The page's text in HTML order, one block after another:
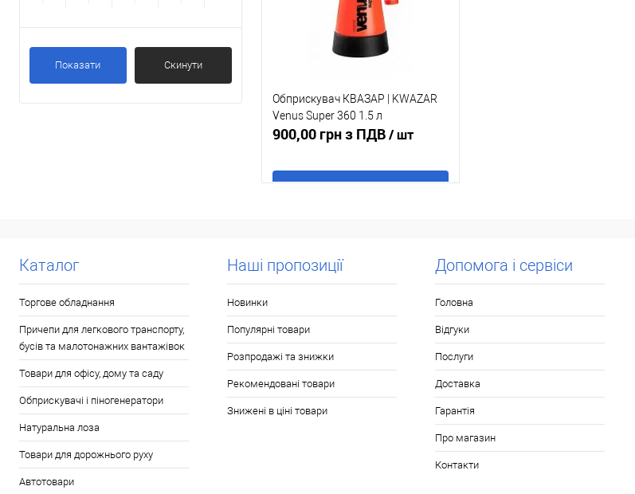
Показати Скинути
Обприскувач КВАЗАР | KWAZAR
Venus Super 360 1.5 л
900,00 грн з ПДВ/ шт
В наявності
Каталог
Торгове обладнання
Причепи для легкового транспорту,
бусів та малотонажних вантажівок
Товари для офісу, дому та саду
Обприскувачі і піногенератори
Натуральна лоза
Товари для дорожнього руху
Автотовари
Наші пропозиції
Новинки
Популярні товари
Розпродажі та знижки
Рекомендовані товари
Знижені в ціні товари
Допомога і сервіси
Головна
Відгуки
Послуги
Доставка
Гарантія
Про магазин
Контакти